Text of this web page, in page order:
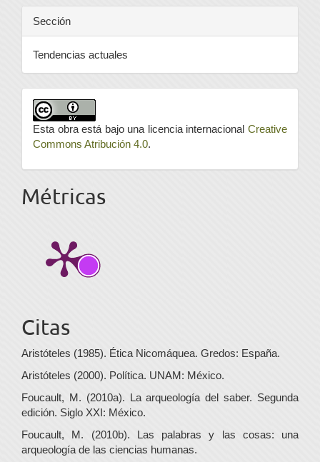
Sección
Tendencias actuales
Esta obra está bajo una licencia internacional Creative
Commons Atribución 4.0.
Métricas
Citas
Aristóteles (1985). Ética Nicomáquea. Gredos: España.
Aristóteles (2000). Política. UNAM: México.
Foucault, M. (2010a). La arqueología del saber. Segunda
edición. Siglo XXI: México.
Foucault, M. (2010b). Las palabras y las cosas: una
arqueología de las ciencias humanas.